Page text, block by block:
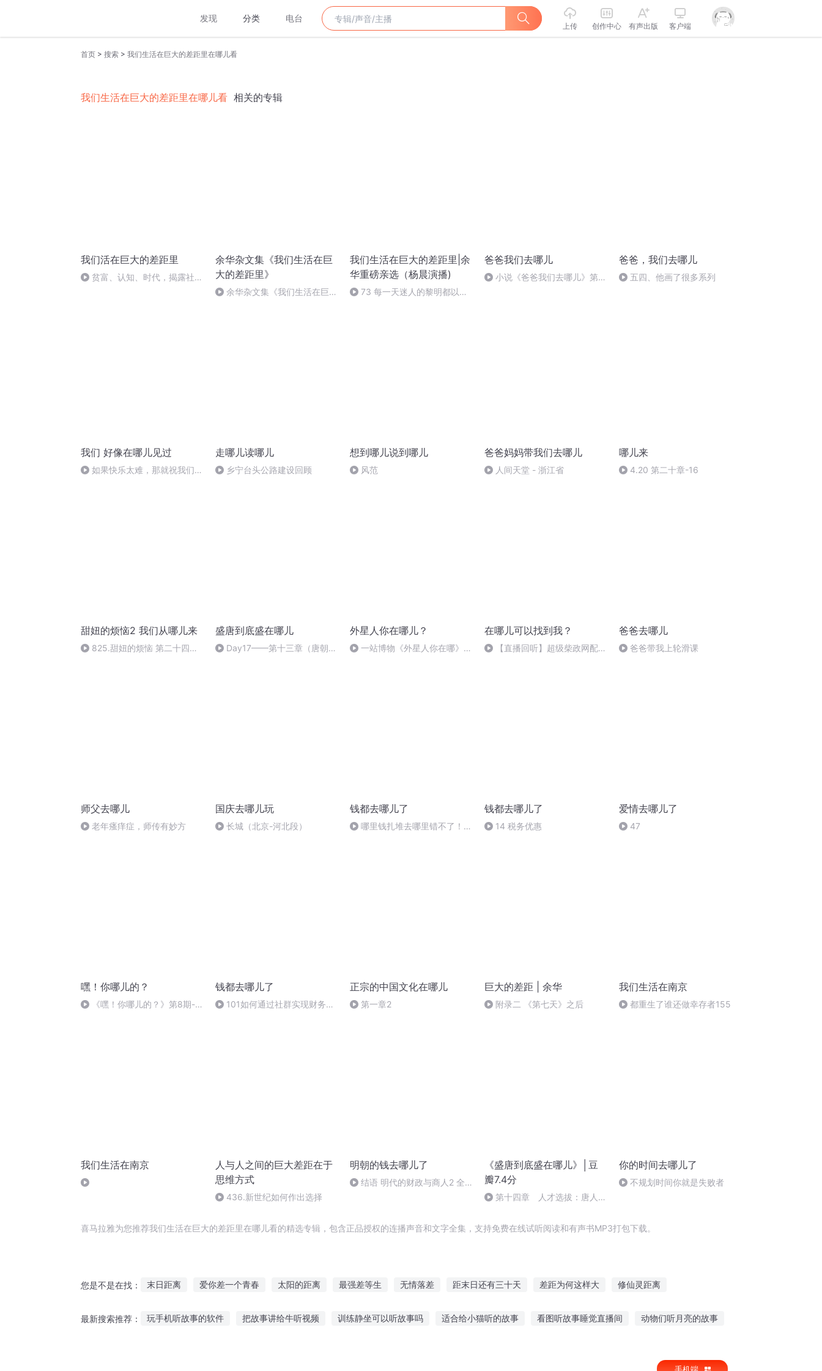
发现 分类 电台
上传 创作中心 有声出版 客户端
首页 > 搜索 > 我们生活在巨大的差距里在哪儿看
我们生活在巨大的差距里在哪儿看 相关的专辑
我们活在巨大的差距里
贫富、认知、时代，揭露社会
余华杂文集《我们生活在巨
大的差距里》
余华杂文集《我们生活在巨大
我们生活在巨大的差距里|余
华重磅亲选（杨晨演播)
73 每一天迷人的黎明都以爱
爸爸我们去哪儿
小说《爸爸我们去哪儿》第九
爸爸，我们去哪儿
五四、他画了很多系列
我们 好像在哪儿见过
如果快乐太难，那就祝我们腰
走哪儿读哪儿
乡宁台头公路建设回顾
想到哪儿说到哪儿
风范
爸爸妈妈带我们去哪儿
人间天堂 - 浙江省
哪儿来
4.20 第二十章-16
甜妞的烦恼2 我们从哪儿来
825.甜妞的烦恼 第二十四集
盛唐到底盛在哪儿
Day17——第十三章（唐朝之
外星人你在哪儿？
一站博物《外星人你在哪》 |
在哪儿可以找到我？
【直播回听】超级柴政网配
爸爸去哪儿
爸爸带我上轮滑课
师父去哪儿
老年瘙痒症，师传有妙方
国庆去哪儿玩
长城（北京-河北段）
钱都去哪儿了
哪里钱扎堆去哪里错不了！
钱都去哪儿了
14 税务优惠
爱情去哪儿了
47
嘿！你哪儿的？
《嘿！你哪儿的？》第8期-
钱都去哪儿了
101如何通过社群实现财务自
正宗的中国文化在哪儿
第一章2
巨大的差距 | 余华
附录二 《第七天》之后
我们生活在南京
都重生了谁还做幸存者155
我们生活在南京
人与人之间的巨大差距在于
思维方式
436.新世纪如何作出选择
明朝的钱去哪儿了
结语 明代的财政与商人2 全
《盛唐到底盛在哪儿》│豆
瓣7.4分
第十四章 人才选拔：唐人的
你的时间去哪儿了
不规划时间你就是失败者
喜马拉雅为您推荐我们生活在巨大的差距里在哪儿看的精选专辑，包含正品授权的连播声音和文字全集，支持免费在线试听阅读和有声书MP3打包下载。
您是不是在找： 末日距离 爱你差一个青春 太阳的距离 最强差等生 无情落差 距末日还有三十天 差距为何这样大 修仙灵距离
最新搜索推荐： 玩手机听故事的软件 把故事讲给牛听视频 训练静坐可以听故事吗 适合给小猫听的故事 看图听故事睡觉直播间 动物们听月亮的故事